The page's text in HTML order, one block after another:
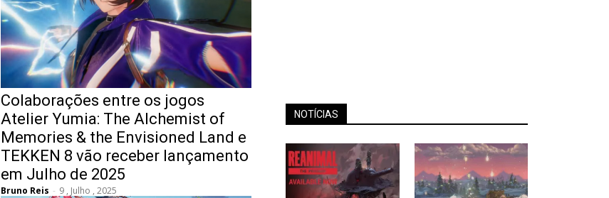
Colaborações entre os jogos
Atelier Yumia: The Alchemist of
Memories & the Envisioned Land e
TEKKEN 8 vão receber lançamento
em Julho de 2025
Bruno Reis - 9 , Julho , 2025
NOTÍCIAS